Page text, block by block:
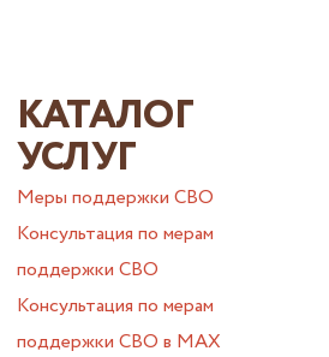
КАТАЛОГ
УСЛУГ
Меры поддержки СВО
Консультация по мерам
поддержки СВО
Консультация по мерам
поддержки СВО в МАХ